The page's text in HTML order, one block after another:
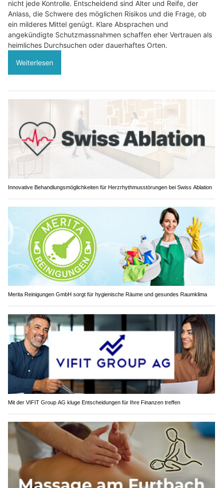
nicht jede Kontrolle. Entscheidend sind Alter und Reife, der
Anlass, die Schwere des möglichen Risikos und die Frage, ob
ein milderes Mittel genügt. Klare Absprachen und
angekündigte Schutzmassnahmen schaffen eher Vertrauen als
heimliches Durchsuchen oder dauerhaftes Orten.
Weiterlesen
Innovative Behandlungsmöglichkeiten für Herzrhythmusstörungen bei Swiss Ablation
Merita Reinigungen GmbH sorgt für hygienische Räume und gesundes Raumklima
Mit der VIFIT Group AG kluge Entscheidungen für Ihre Finanzen treffen